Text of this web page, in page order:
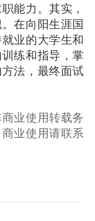
能力。其实，
在向阳生涯国
业的大学生和
练和指导，掌
法，最终面试
业使用转载务
业使用请联系